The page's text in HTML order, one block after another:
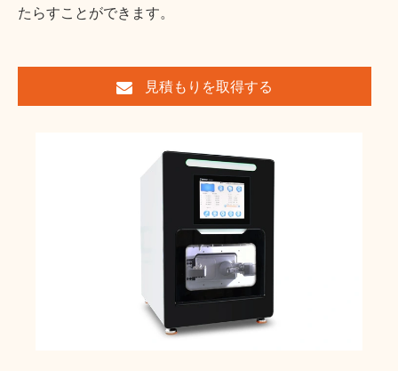
たらすことができます。
見積もりを取得する